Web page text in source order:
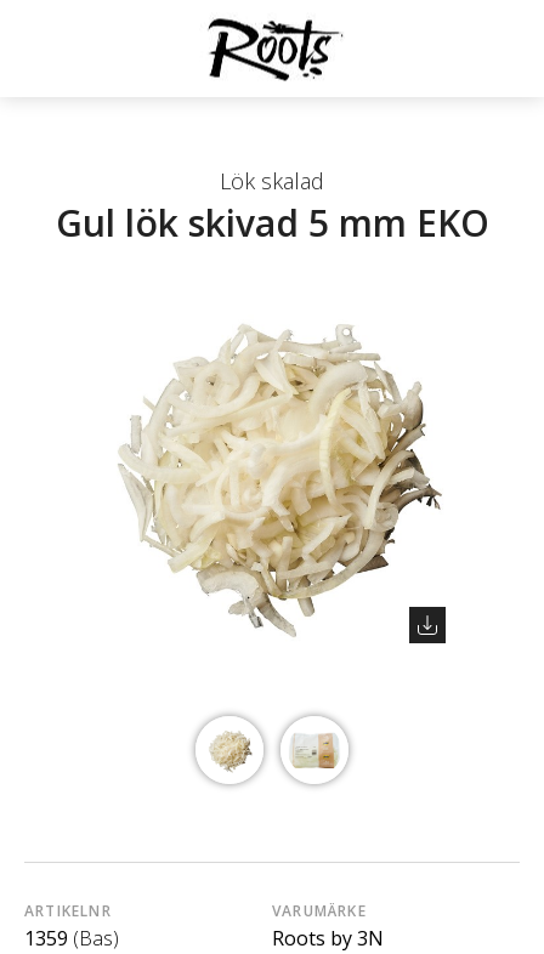
Lök skalad
Gul lök skivad 5 mm EKO
ARTIKELNR
1359 (Bas)
VARUMÄRKE
Roots by 3N